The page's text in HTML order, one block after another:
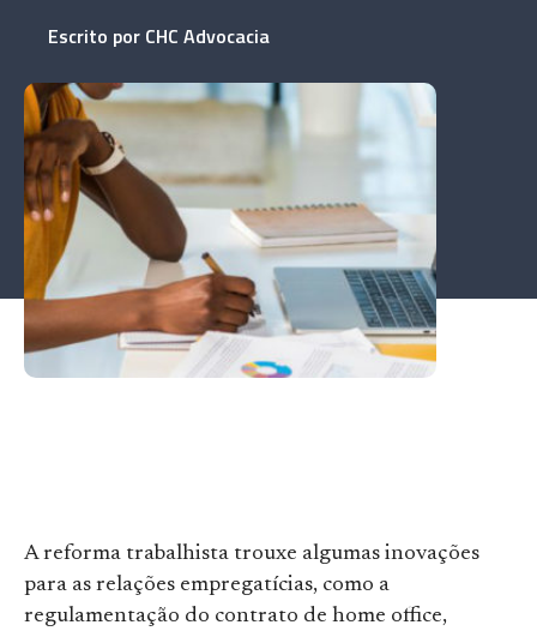
Escrito por CHC Advocacia
A reforma trabalhista trouxe algumas inovações
para as relações empregatícias, como a
regulamentação do contrato de home office,